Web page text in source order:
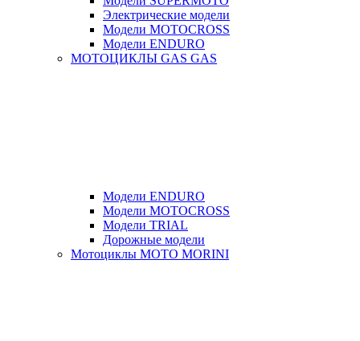
Электрические модели
Модели MOTOCROSS
Модели ENDURO
МОТОЦИКЛЫ GAS GAS
Модели ENDURO
Модели MOTOCROSS
Модели TRIAL
Дорожные модели
Мотоциклы MOTO MORINI